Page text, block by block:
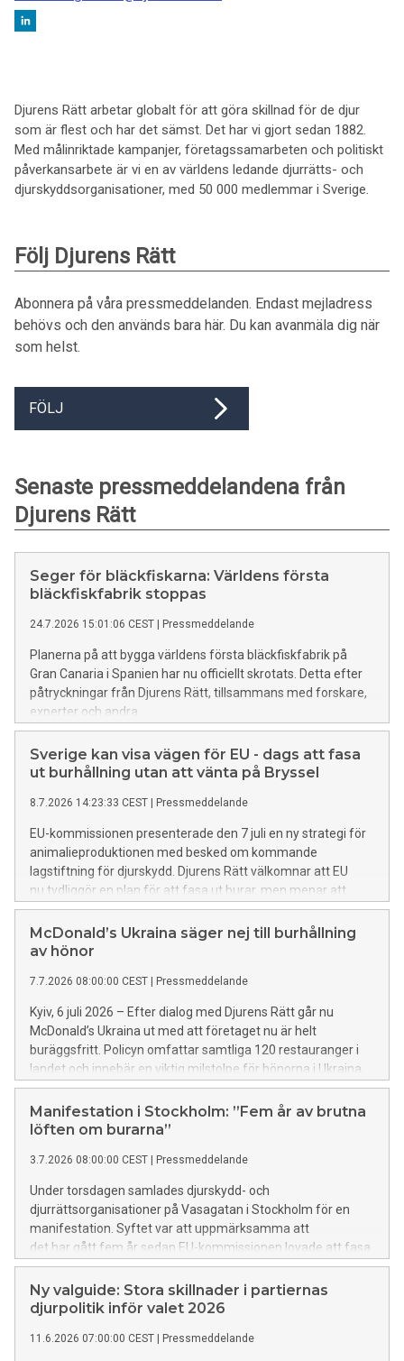
Djurens Rätt arbetar globalt för att göra skillnad för de djur
som är flest och har det sämst. Det har vi gjort sedan 1882.
Med målinriktade kampanjer, företagssamarbeten och politiskt
påverkansarbete är vi en av världens ledande djurrätts- och
djurskyddsorganisationer, med 50 000 medlemmar i Sverige.
Följ Djurens Rätt
Abonnera på våra pressmeddelanden. Endast mejladress
behövs och den används bara här. Du kan avanmäla dig när
som helst.
FÖLJ
Senaste pressmeddelandena från
Djurens Rätt
Seger för bläckfiskarna: Världens första
bläckfiskfabrik stoppas
24.7.2026 15:01:06 CEST Pressmeddelande
Planerna på att bygga världens första bläckfiskfabrik på
Gran Canaria i Spanien har nu officiellt skrotats. Detta efter
påtryckningar från Djurens Rätt, tillsammans med forskare,
experter och andra
djurskyddsorganisationer. Beskedet är en milstolpe för
bläckfiskarnas rättigheter och innebär att upp till en miljon
bläckfiskar om året slipper födas upp och dödas i industriell
Sverige kan visa vägen för EU - dags att fasa
ut burhållning utan att vänta på Bryssel
8.7.2026 14:23:33 CEST Pressmeddelande
EU-kommissionen presenterade den 7 juli en ny strategi för
animalieproduktionen med besked om kommande
lagstiftning för djurskydd. Djurens Rätt välkomnar att EU
nu tydliggör en plan för att fasa ut burar, men menar att
Sverige inte behöver vänta på nya EU-regler för att gå före.
McDonald’s Ukraina säger nej till burhållning
av hönor
7.7.2026 08:00:00 CEST Pressmeddelande
Kyiv, 6 juli 2026 – Efter dialog med Djurens Rätt går nu
McDonald’s Ukraina ut med att företaget nu är helt
buräggsfritt. Policyn omfattar samtliga 120 restauranger i
landet och innebär en viktig milstolpe för hönorna i Ukraina,
där omkring 98 procent av de äggläggande hönorna
fortfarande hålls i burar.
Manifestation i Stockholm: ”Fem år av brutna
löften om burarna”
3.7.2026 08:00:00 CEST Pressmeddelande
Under torsdagen samlades djurskydd- och
djurrättsorganisationer på Vasagatan i Stockholm för en
manifestation. Syftet var att uppmärksamma att
det har gått fem år sedan EU-kommissionen lovade att fasa
ut burar i djurhållningen.
Ny valguide: Stora skillnader i partiernas
djurpolitik inför valet 2026
11.6.2026 07:00:00 CEST Pressmeddelande